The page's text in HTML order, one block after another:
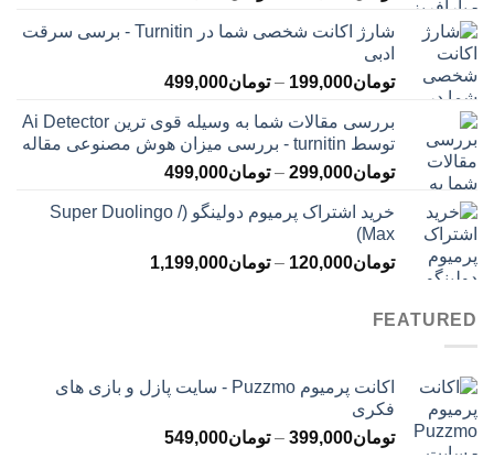
تومان145,000
تومان399,000
شارژ اکانت شخصی شما در Turnitin - برسی سرقت
ادبی
تومان199,000
– تومان499,000محدوده
تومان199,000
تا
تومان499,000
بررسی مقالات شما به وسیله قوی ترین Ai Detector
توسط turnitin - بررسی میزان هوش مصنوعی مقاله
تومان299,000
– تومان499,000محدوده
تومان299,000
تومان499,000
خرید اشتراک پرمیوم دولینگو (Super Duolingo /
Max)
تومان120,000
– تومان1,199,000
FEATURED
اکانت پرمیوم Puzzmo - سایت پازل و بازی های
فکری
تومان399,000
– تومان549,000محدوده